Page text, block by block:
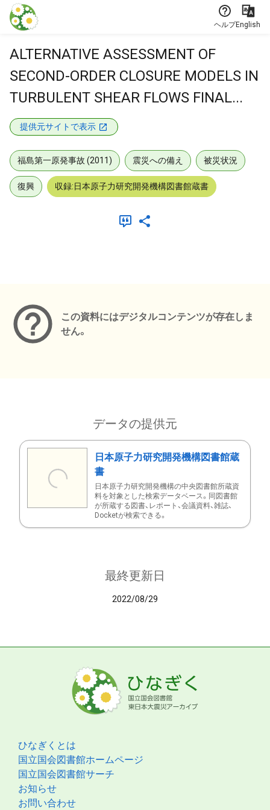
本文に飛ぶ
ヘルプEnglish
ALTERNATIVE ASSESSMENT OF
SECOND-ORDER CLOSURE MODELS IN
TURBULENT SHEAR FLOWS FINAL...
提供元サイトで表示
福島第一原発事故 (2011) 震災への備え 被災状況
復興 収録:日本原子力研究開発機構図書館蔵書
この資料にはデジタルコンテンツが存在しま
せん。
データの提供元
日本原子力研究開発機構図書館蔵
書
日本原子力研究開発機構の中央図書館所蔵資
料を対象とした検索データベース。同図書館
が所蔵する図書、レポート、会議資料、雑誌、
Docketが検索できる。
最終更新日
2022/08/29
ひなぎくとは
国立国会図書館ホームページ
国立国会図書館サーチ
お知らせ
お問い合わせ